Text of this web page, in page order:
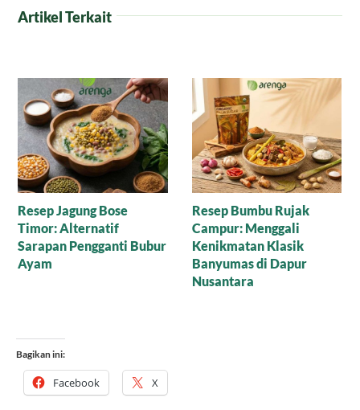
Artikel Terkait
Manisnya Cokelat
Cornflakes Gula Aren,
Mari Nikmati Camilan
Sehat yang Mewah
Puding Tempe untuk
Anak yang Suka Pilih-
Pilih Makanan
Bagikan ini: